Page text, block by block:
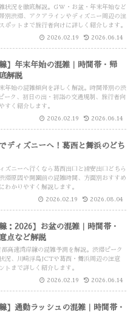
状況を徹底解説。GW・お盆・年末年始など
別渋滞、アクアラインやディズニー周辺の注
ポットまで旅行者向けに詳しく紹介します。
2026.02.19 2026.06.14
】年末年始の混雑｜時間帯・帰
解説
年始の混雑傾向を詳しく解説。時間帯別の渋
ーク、初日の出・初詣の交通規制、旅行者向
すく紹介します。
2026.02.19 2026.06.14
ディズニーへ！葛西と舞浜のどち
ズニーへ行くなら葛西出口と浦安出口どちら
滞原因や開園前の混雑時間、方面別おすすめ
わかりやすく解説します。
2026.02.19 2026.08.04
：2026】お盆の混雑｜時間帯・
点など解説
高速湾岸線の混雑予測を解説。渋滞ピーク
況、川崎浮島JCTや葛西・舞浜周辺の注意
トまで詳しく紹介します。
2026.02.19 2026.06.14
】通勤ラッシュの混雑｜時間帯・